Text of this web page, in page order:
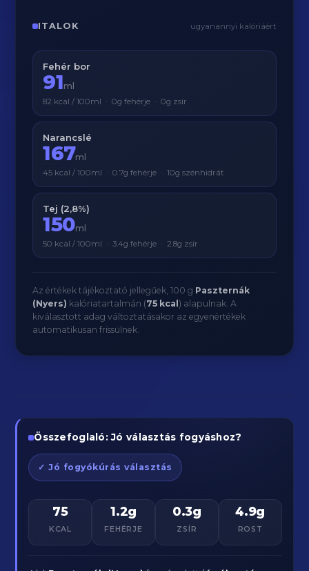
ITALOK ugyanannyi kalóriáért
Fehér bor
91ml
82 kcal / 100ml · 0g fehérje · 0g zsír
Narancslé
167ml
45 kcal / 100ml · 0.7g fehérje · 10g szénhidrát
Tej (2,8%)
150ml
50 kcal / 100ml · 3.4g fehérje · 2.8g zsír
Az értékek tájékoztató jellegűek, 100 g Paszternák
(Nyers) kalóriatartalmán (75 kcal ) alapulnak. A
kiválasztott adag változtatásakor az egyenértékek
automatikusan frissülnek.
Összefoglaló: Jó választás fogyáshoz?
✓ Jó fogyókúrás választás
75
KCAL
1.2g
FEHÉRJE
0.3g
ZSÍR
4.9g
ROST